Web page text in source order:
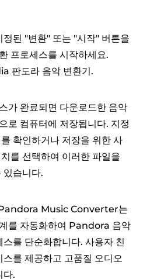
정된 "변환" 또는 "시작" 버튼을
프로세스를 시작하세요.
판도라 음악 변환기.
가 완료되면 다운로드한 음악
로 컴퓨터에 저장됩니다. 지정
확인하거나 저장을 위한 사
를 ​​선택하여 이러한 파일을
있습니다.
Music Converter는
를 자동화하여 Pandora 음악
를 단순화합니다. 사용자 친
스를 제공하고 고품질 오디오
다.